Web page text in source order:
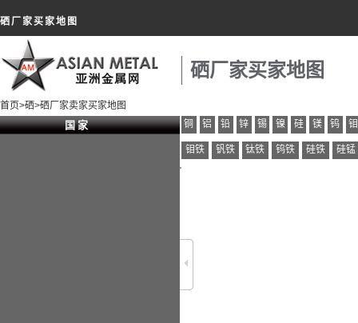
硒厂家买家地图
硒厂家买家地图
首页>硒>硒厂家卖家买家地图
国 家 铜 铝 铅 锌 锡 镍 硅 镁 钨 钼
钼铁 钒铁 钛铁 钨铁 硅铁 硅锰